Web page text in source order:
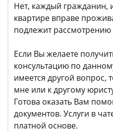
Нет, каждый
квартире вправе
подлежит
Если Вы желаете
консультацию по
имеется другой вопрос,
мне или к другому
Готова оказать Вам
документов. Услуги в
платной основе.